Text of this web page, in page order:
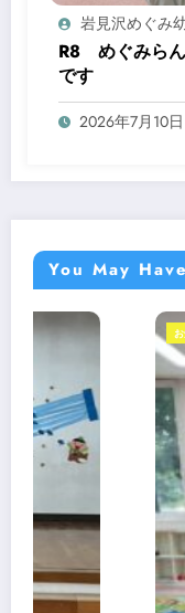
岩見沢めぐみ
R8 めぐみら
です
2026年7月10日
You May
お知らせ めぐ